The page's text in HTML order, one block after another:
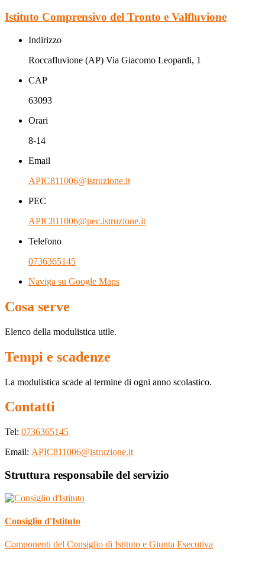
Istituto Comprensivo del Tronto e Valfluvione
Indirizzo
Roccafluvione (AP) Via Giacomo Leopardi, 1
CAP
63093
Orari
8-14
Email
APIC811006@istruzione.it
PEC
APIC811006@pec.istruzione.it
Telefono
0736365145
Naviga su Google Maps
Cosa serve
Elenco della modulistica utile.
Tempi e scadenze
La modulistica scade al termine di ogni anno scolastico.
Contatti
Tel: 0736365145
Email: APIC811006@istruzione.it
Struttura responsabile del servizio
Consiglio d'Istituto
Componenti del Consiglio di Istituto e Giunta Esecutiva